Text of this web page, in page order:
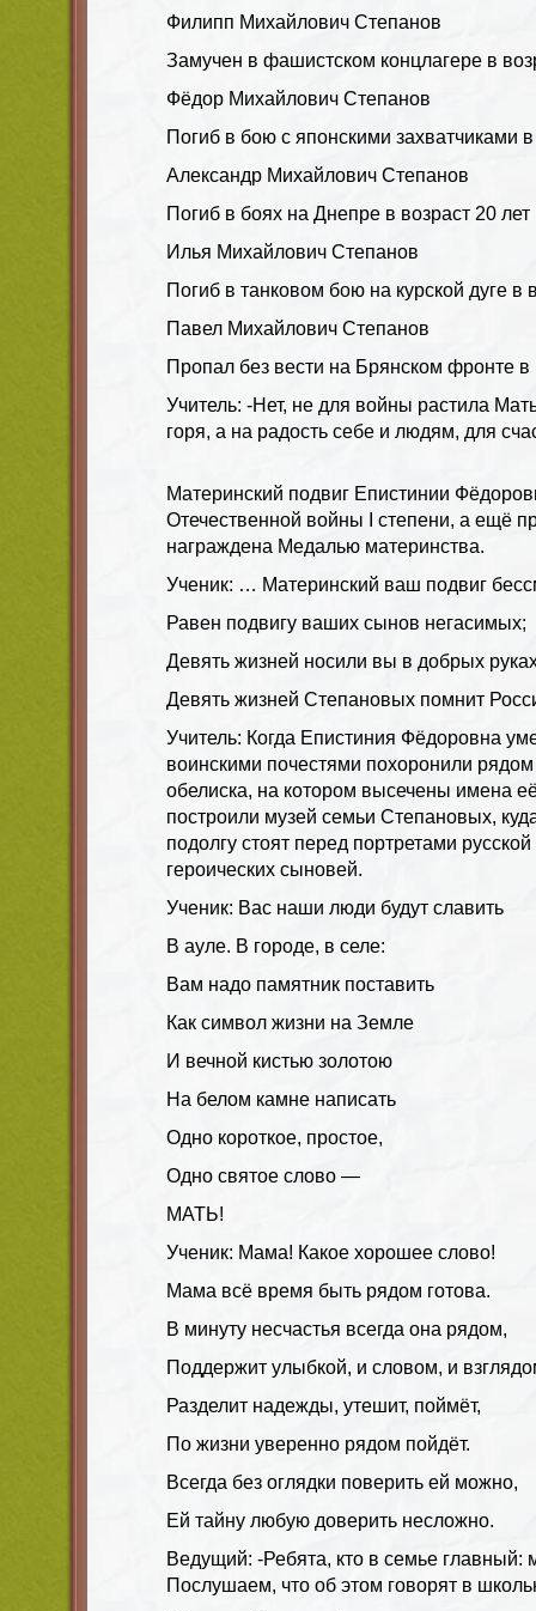
Филипп Михайлович Степанов
Замучен в фашистском концлагере в
Фёдор Михайлович Степанов
Погиб в бою с японскими захватчиками в
Александр Михайлович Степанов
Погиб в боях на Днепре в возраст 20 лет
Илья Михайлович Степанов
Погиб в танковом бою на курской дуге в
Павел Михайлович Степанов
Пропал без вести на Брянском фронте в
Учитель: -Нет, не для войны растила
горя, а на радость себе и людям, для
Материнский подвиг Епистинии
Отечественной войны I степени, а ещё
награждена Медалью материнства.
Ученик: … Материнский ваш подвиг
Равен подвигу ваших сынов негасимых;
Девять жизней носили вы в добрых
Девять жизней Степановых помнит
Учитель: Когда Епистиния Фёдоровна
воинскими почестями похоронили
обелиска, на котором высечены имена
построили музей семьи Степановых,
подолгу стоят перед портретами
героических сыновей.
Ученик: Вас наши люди будут славить
В ауле. В городе, в селе:
Вам надо памятник поставить
Как символ жизни на Земле
И вечной кистью золотою
На белом камне написать
Одно короткое, простое,
Одно святое слово —
МАТЬ!
Ученик: Мама! Какое хорошее слово!
Мама всё время быть рядом готова.
В минуту несчастья всегда она рядом,
Поддержит улыбкой, и словом, и
Разделит надежды, утешит, поймёт,
По жизни уверенно рядом пойдёт.
Всегда без оглядки поверить ей можно,
Ей тайну любую доверить несложно.
Ведущий: -Ребята, кто в семье главный:
Послушаем, что об этом говорят в